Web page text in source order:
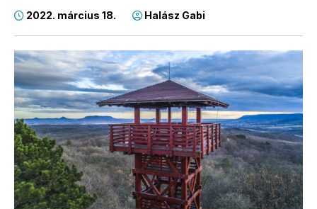
2022. március 18. Halász Gabi